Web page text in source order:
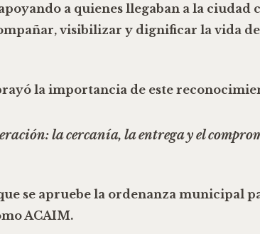
a quienes llegaban a la
visibilizar y dignificar la vida
la importancia de este
la cercanía, la entrega y el
se apruebe la ordenanza municipal
ACAIM.